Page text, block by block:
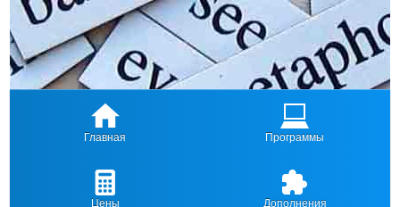
Главная Программы
Цены Дополнения